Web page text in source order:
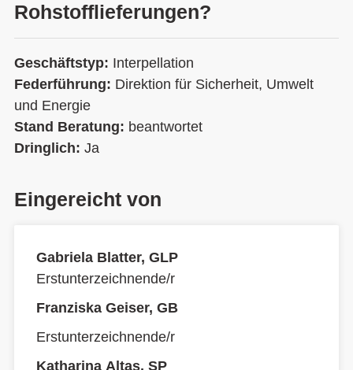
Rohstofflieferungen?
Geschäftstyp: Interpellation
Federführung: Direktion für Sicherheit, Umwelt
und Energie
Stand Beratung: beantwortet
Dringlich: Ja
Eingereicht von
Gabriela Blatter, GLP
Erstunterzeichnende/r
Franziska Geiser, GB
Erstunterzeichnende/r
Katharina Altas, SP